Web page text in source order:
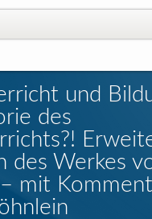
und
des
des Werkes
mit